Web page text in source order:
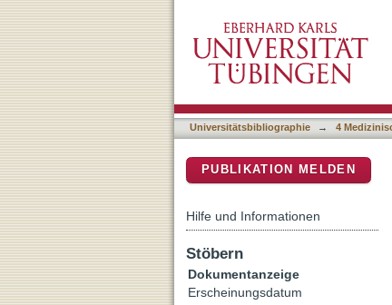
Cks1 Promotion of S
Universitätsbibliographie → 4
PUBLIKATION MELDEN
Hilfe und Informationen
Stöbern
Dokumentanzeige
Erscheinungsdatum